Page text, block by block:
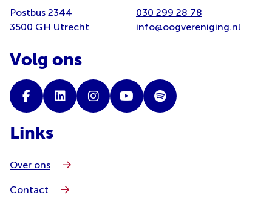
Postbus 2344
3500 GH Utrecht
030 299 28 78
info@oogvereniging.nl
Volg ons
Links
Over ons
Contact